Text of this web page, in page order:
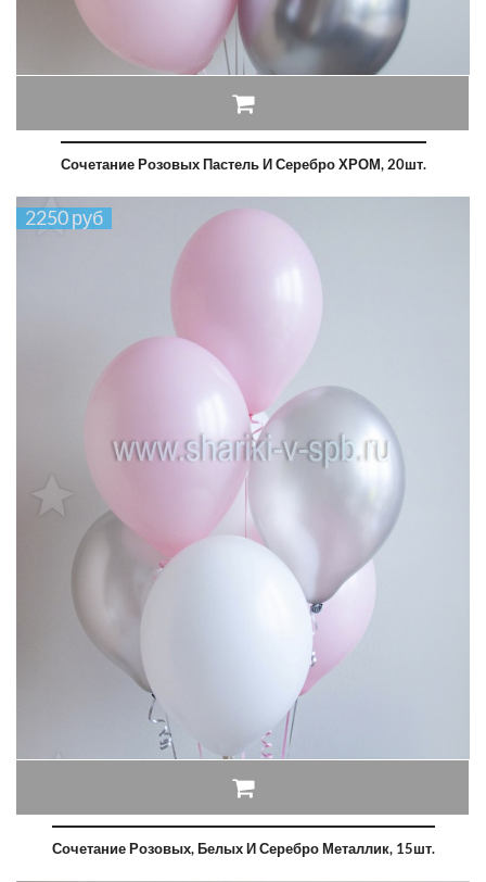
Сочетание Розовых Пастель И Серебро ХРОМ, 20шт.
2250 руб
Сочетание Розовых, Белых И Серебро Металлик, 15шт.